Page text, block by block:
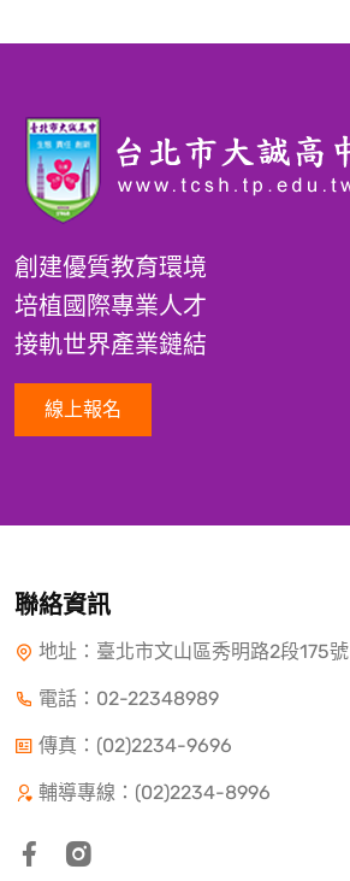
創建優質教育環境
培植國際專業人才
接軌世界產業鏈結
線上報名
聯絡資訊
地址：臺北市文山區秀明路2段175號
電話： 02-22348989
傳真：(02)2234-9696
輔導專線：(02)2234-8996